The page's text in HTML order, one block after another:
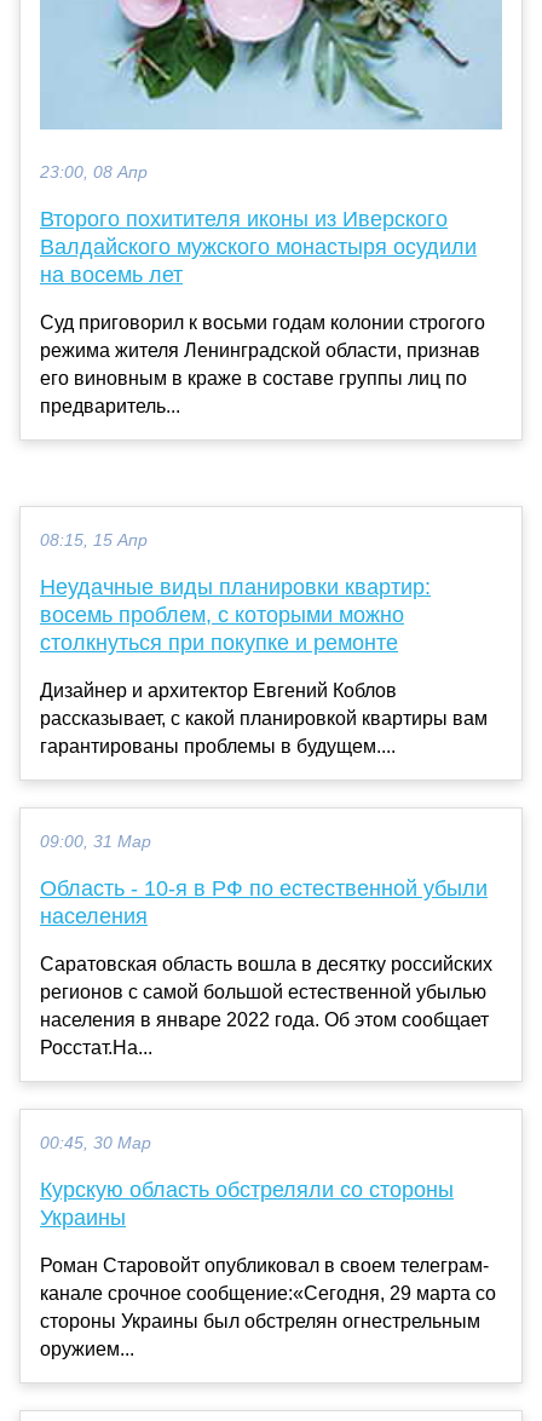
23:00, 08 Апр
Второго похитителя иконы из Иверского
Валдайского мужского монастыря осудили
на восемь лет
Суд приговорил к восьми годам колонии строгого
режима жителя Ленинградской области, признав
его виновным в краже в составе группы лиц по
предваритель...
08:15, 15 Апр
Неудачные виды планировки квартир:
восемь проблем, с которыми можно
столкнуться при покупке и ремонте
Дизайнер и архитектор Евгений Коблов
рассказывает, с какой планировкой квартиры вам
гарантированы проблемы в будущем....
09:00, 31 Мар
Область - 10-я в РФ по естественной убыли
населения
Саратовская область вошла в десятку российских
регионов с самой большой естественной убылью
населения в январе 2022 года. Об этом сообщает
Росстат.На...
00:45, 30 Мар
Курскую область обстреляли со стороны
Украины
Роман Старовойт опубликовал в своем телеграм-
канале срочное сообщение:«Сегодня, 29 марта со
стороны Украины был обстрелян огнестрельным
оружием...